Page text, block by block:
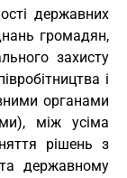
державних
громадян,
захисту
і
органами
між усіма
рішень з
державному